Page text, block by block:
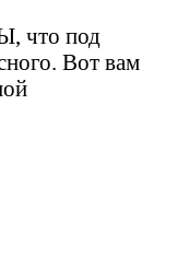
что под
Вот вам